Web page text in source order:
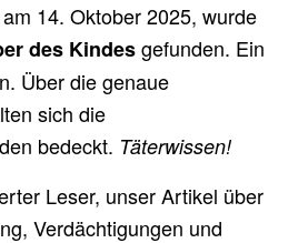
14. Oktober 2025, wurde
des Kindesgefunden. Ein
Über die genaue
sich die
bedeckt. Täterwissen!
Leser, unser Artikel über
Verdächtigungen und